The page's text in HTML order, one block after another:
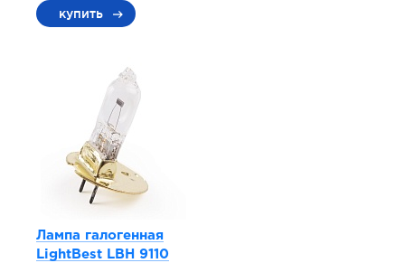
купить
Лампа галогенная
LightBest LBH 9110